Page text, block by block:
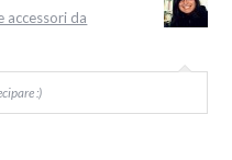
accessori da
:)